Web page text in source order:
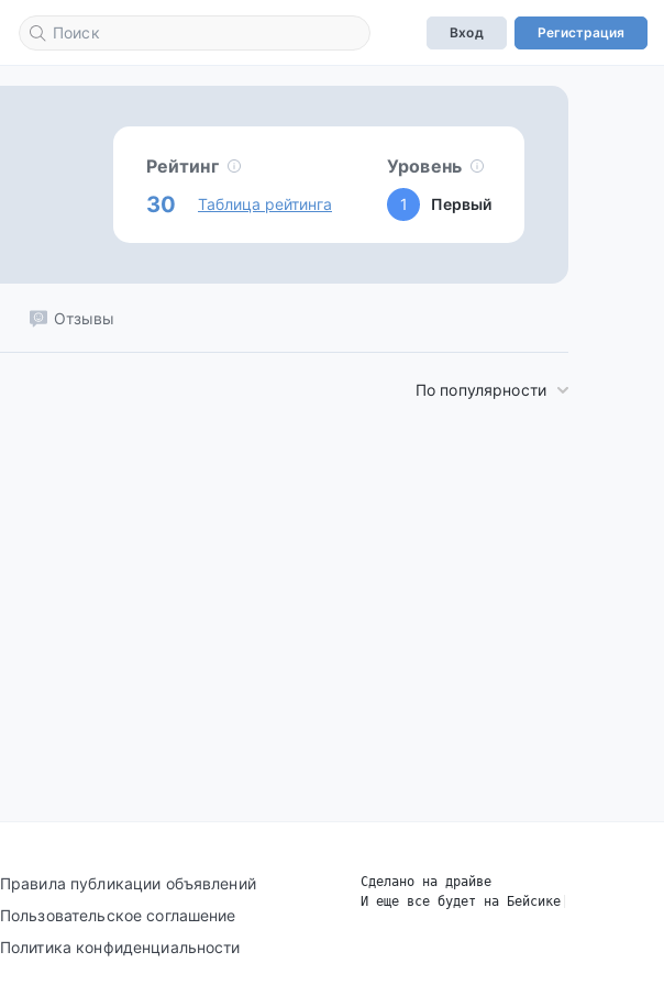
Вход Регистрация
Рейтинг
30 Таблица рейтинга
Уровень
1 Первый
Отзывы
По популярности
Правила публикации объявлений
Пользовательское соглашение
Политика конфиденциальности
Сделано на драйве
И еще все будет на Бейсике